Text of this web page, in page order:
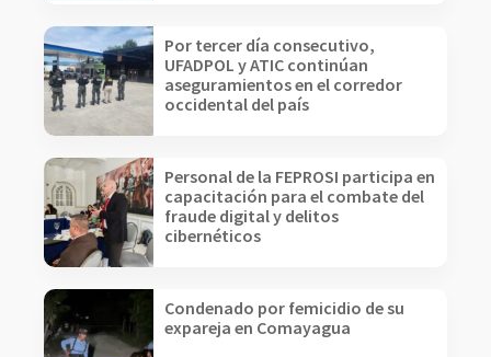
Por tercer día consecutivo,
UFADPOL y ATIC continúan
aseguramientos en el corredor
occidental del país
Personal de la FEPROSI participa en
capacitación para el combate del
fraude digital y delitos
cibernéticos
Condenado por femicidio de su
expareja en Comayagua